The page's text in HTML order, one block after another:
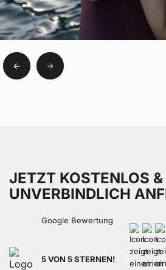
JETZT KOSTENLOS &
UNVERBINDLICH
Google Bewertung
5 VON 5 STERNEN!